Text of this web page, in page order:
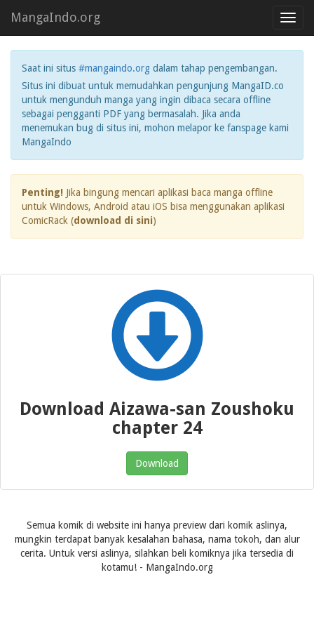
MangaIndo.org
Saat ini situs #mangaindo.org dalam tahap pengembangan.
Situs ini dibuat untuk memudahkan pengunjung MangaID.co
untuk mengunduh manga yang ingin dibaca secara offline
sebagai pengganti PDF yang bermasalah. Jika anda
menemukan bug di situs ini, mohon melapor ke fanspage kami
MangaIndo
Penting! Jika bingung mencari aplikasi baca manga offline
untuk Windows, Android atau iOS bisa menggunakan aplikasi
ComicRack (download di sini)
Download Aizawa-san Zoushoku
chapter 24
Download
Semua komik di website ini hanya preview dari komik aslinya,
mungkin terdapat banyak kesalahan bahasa, nama tokoh, dan alur
cerita. Untuk versi aslinya, silahkan beli komiknya jika tersedia di
kotamu! - MangaIndo.org